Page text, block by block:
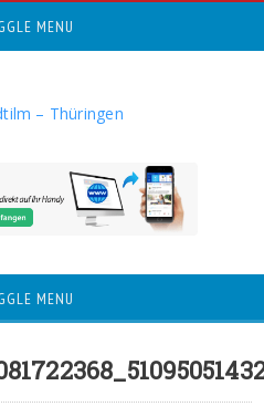
MENU
MENU